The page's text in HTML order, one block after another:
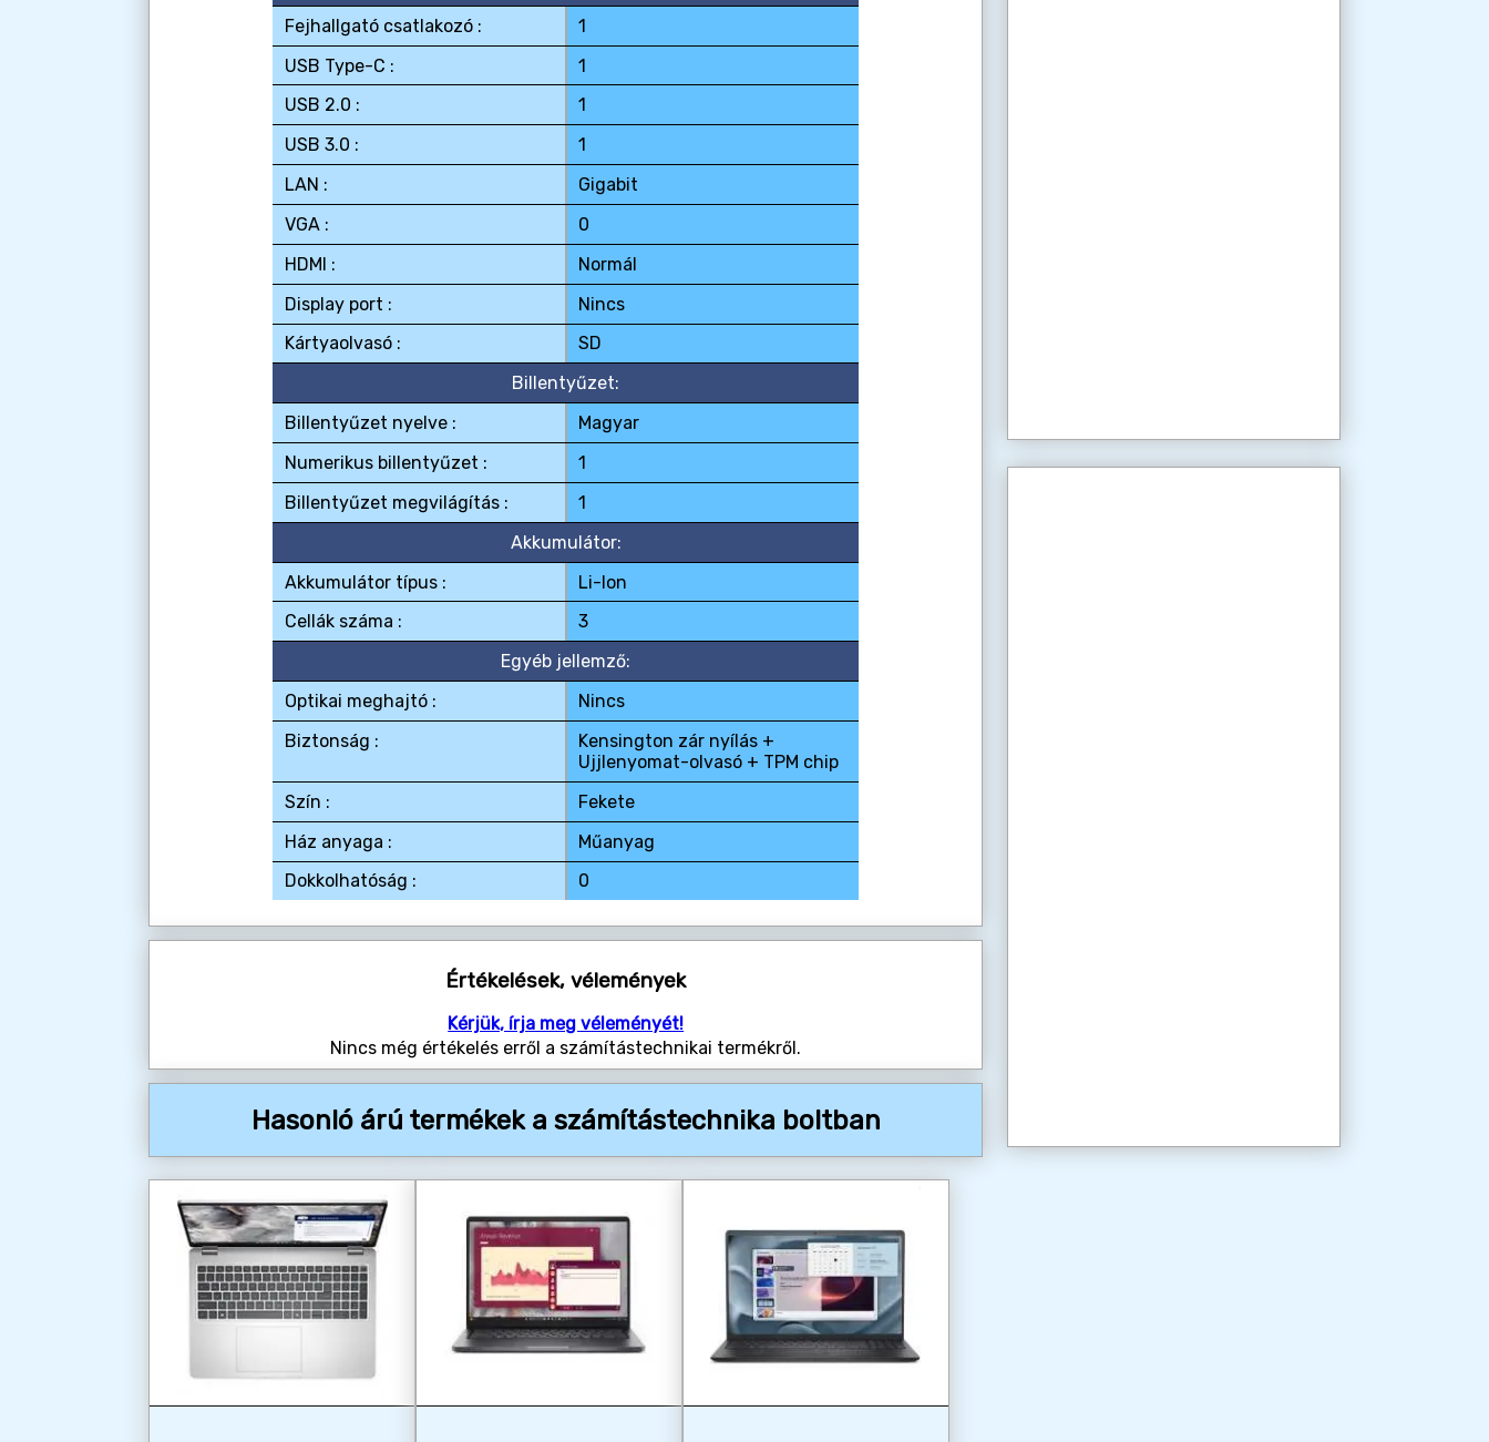
Fejhallgató csatlakozó :
1
USB Type-C :
1
USB 2.0 :
1
USB 3.0 :
1
LAN :
Gigabit
VGA :
0
HDMI :
Normál
Display port :
Nincs
Kártyaolvasó :
SD
Billentyűzet:
Billentyűzet nyelve :
Magyar
Numerikus billentyűzet :
1
Billentyűzet megvilágítás :
1
Akkumulátor:
Akkumulátor típus :
Li-Ion
Cellák száma :
3
Egyéb jellemző:
Optikai meghajtó :
Nincs
Biztonság :
Kensington zár nyílás +
Ujjlenyomat-olvasó + TPM chip
Szín :
Fekete
Ház anyaga :
Műanyag
Dokkolhatóság :
0
Értékelések, vélemények
Kérjük, írja meg véleményét!
Nincs még értékelés erről a számítástechnikai termékről.
Hasonló árú termékek a számítástechnika boltban